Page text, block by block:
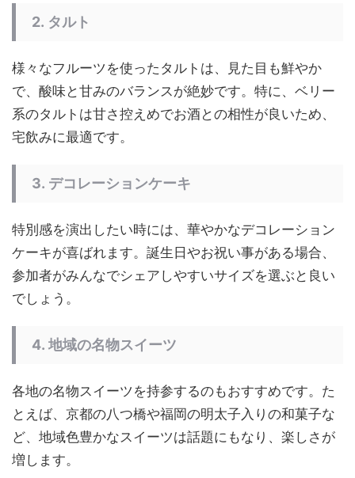
2. タルト
様々なフルーツを使ったタルトは、見た目も鮮やか
で、酸味と甘みのバランスが絶妙です。特に、ベリー
系のタルトは甘さ控えめでお酒との相性が良いため、
宅飲みに最適です。
3. デコレーションケーキ
特別感を演出したい時には、華やかなデコレーション
ケーキが喜ばれます。誕生日やお祝い事がある場合、
参加者がみんなでシェアしやすいサイズを選ぶと良い
でしょう。
4. 地域の名物スイーツ
各地の名物スイーツを持参するのもおすすめです。た
とえば、京都の八つ橋や福岡の明太子入りの和菓子な
ど、地域色豊かなスイーツは話題にもなり、楽しさが
増します。